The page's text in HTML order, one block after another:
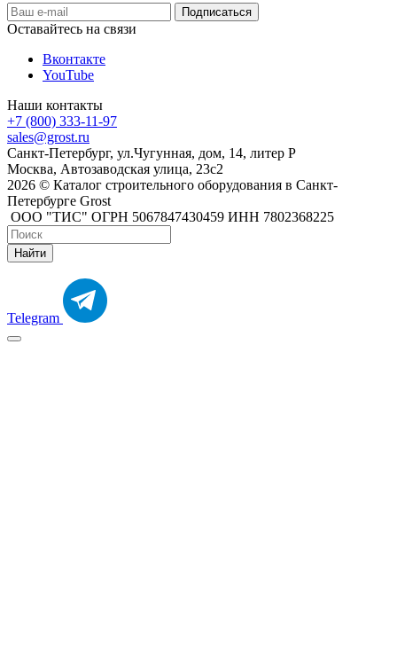
Оставайтесь на связи
Вконтакте
YouTube
Наши контакты
+7 (800) 333-11-97
sales@grost.ru
Санкт-Петербург, ул.Чугунная, дом, 14, литер Р
Москва, Автозаводская улица, 23с2
2026 © Каталог строительного оборудования в Санкт-
Петербурге Grost
ООО "ТИС" ОГРН 5067847430459 ИНН 7802368225
Найти
Telegram